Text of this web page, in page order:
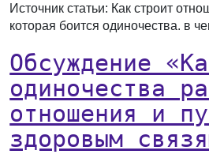
Источник статьи: Как строит
которая боится одиночества. в
Обсуждение
одиночества
отношения и
здоровым